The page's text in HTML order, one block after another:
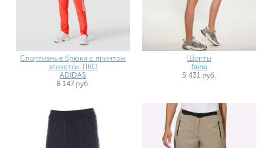
Спортивные брюки с принтом
этикеток TIRO
ADIDAS
8 147 руб.
Шорты
faina
5 431 руб.